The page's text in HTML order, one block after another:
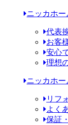
ニッカホー
代表
お客
安心
理想
ニッカホ
リフ
よく
保証